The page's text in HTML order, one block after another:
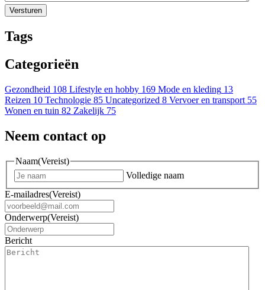
Tags
Categorieën
Gezondheid 108 Lifestyle en hobby 169 Mode en kleding 13
Reizen 10 Technologie 85 Uncategorized 8 Vervoer en transport 55
Wonen en tuin 82 Zakelijk 75
Neem contact op
Naam(Vereist)
Volledige naam
E-mailadres(Vereist)
Onderwerp(Vereist)
Bericht